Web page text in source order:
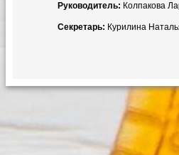
Руководитель: Колпакова
Секретарь: Курилина